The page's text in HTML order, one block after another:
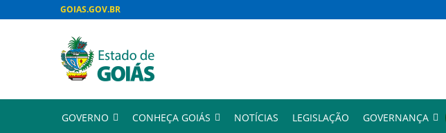
GOIAS.GOV.BR
GOVERNO CONHEÇA GOIÁS NOTÍCIAS LEGISLAÇÃO GOVERNANÇA